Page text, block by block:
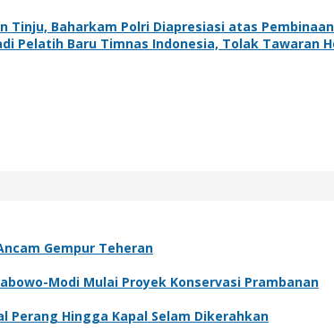
Tinju, Baharkam Polri Diapresiasi atas
Pelatih Baru Timnas Indonesia, Tolak Tawaran
Gempur Teheran
Modi Mulai Proyek Konservasi Prambanan
Perang Hingga Kapal Selam Dikerahkan